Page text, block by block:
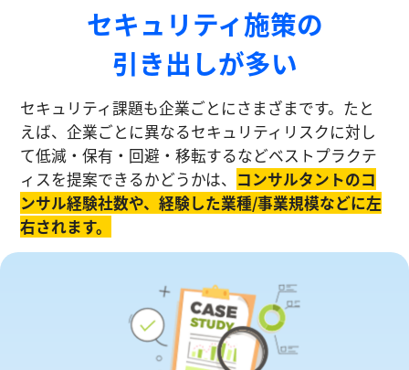
セキュリティ施策の
引き出しが多い
セキュリティ課題も企業ごとにさまざまです。たと
えば、企業ごとに異なるセキュリティリスクに対し
て低減・保有・回避・移転するなどベストプラクテ
ィスを提案できるかどうかは、 コンサルタントのコ
ンサル経験社数や、経験した業種/事業規模などに左
右されます。